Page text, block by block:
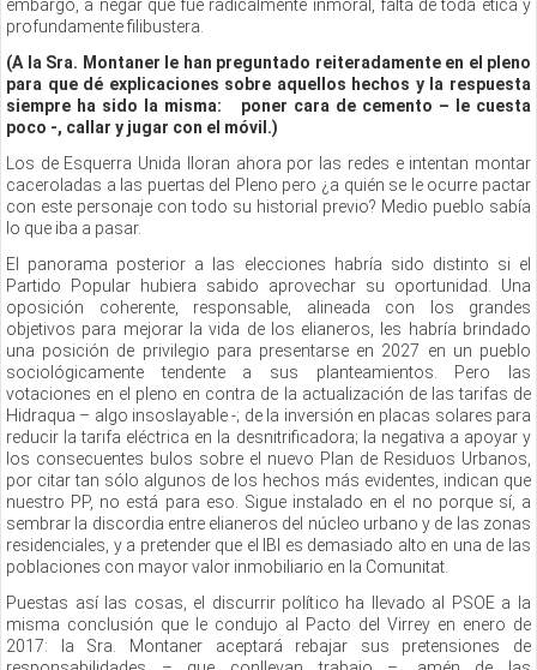
embargo, a negar que fue radicalmente inmoral, falta de toda ética y
profundamente filibustera.
(A la Sra. Montaner le han preguntado reiteradamente en el pleno
para que dé explicaciones sobre aquellos hechos y la respuesta
siempre ha sido la misma: poner cara de cemento – le cuesta
poco -, callar y jugar con el móvil.)
Los de Esquerra Unida lloran ahora por las redes e intentan montar
caceroladas a las puertas del Pleno pero ¿a quién se le ocurre pactar
con este personaje con todo su historial previo? Medio pueblo sabía
lo que iba a pasar.
El panorama posterior a las elecciones habría sido distinto si el
Partido Popular hubiera sabido aprovechar su oportunidad. Una
oposición coherente, responsable, alineada con los grandes
objetivos para mejorar la vida de los elianeros, les habría brindado
una posición de privilegio para presentarse en 2027 en un pueblo
sociológicamente tendente a sus planteamientos. Pero las
votaciones en el pleno en contra de la actualización de las tarifas de
Hidraqua – algo insoslayable -; de la inversión en placas solares para
reducir la tarifa eléctrica en la desnitrificadora; la negativa a apoyar y
los consecuentes bulos sobre el nuevo Plan de Residuos Urbanos,
por citar tan sólo algunos de los hechos más evidentes, indican que
nuestro PP, no está para eso. Sigue instalado en el no porque sí, a
sembrar la discordia entre elianeros del núcleo urbano y de las zonas
residenciales, y a pretender que el IBI es demasiado alto en una de las
poblaciones con mayor valor inmobiliario en la Comunitat.
Puestas así las cosas, el discurrir político ha llevado al PSOE a la
misma conclusión que le condujo al Pacto del Virrey en enero de
2017: la Sra. Montaner aceptará rebajar sus pretensiones de